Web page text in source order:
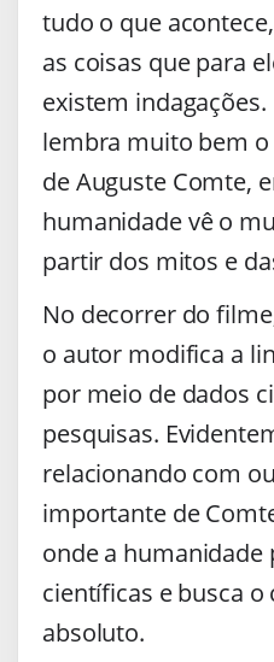
tudo o que
as coisas que para
existem indagações.
lembra muito bem
de Auguste Comte,
humanidade vê o
partir dos mitos e
No decorrer do
o autor modifica a
por meio de dados
pesquisas.
relacionando com
importante de
onde a humanidade
científicas e busca
absoluto.